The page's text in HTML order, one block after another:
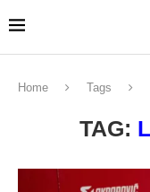
Home Tags
TAG: